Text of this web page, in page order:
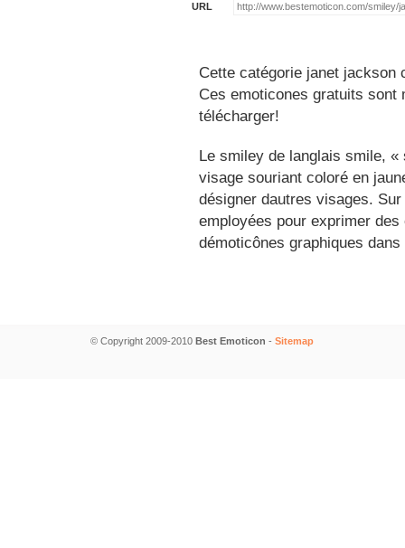
URL
Cette catégorie janet jackson
Ces emoticones gratuits
télécharger!
Le smiley de langlais smile,
visage souriant coloré en
désigner dautres visages.
employées pour exprimer
démoticônes graphiques
© Copyright 2009-2010 Best Emoticon - Sitemap